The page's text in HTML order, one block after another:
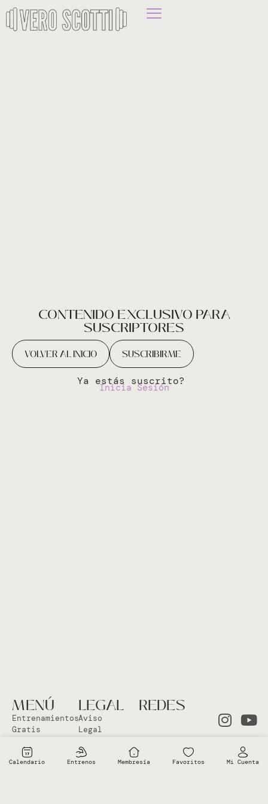
CONTENIDO EXCLUSIVO PARA
SUSCRIPTORES
VOLVER AL INICIO SUSCRIBIRME
Ya estás suscrito?
Inicia Sesión
MENÚ
Entrenamientos
Gratis
Clases en
el Studio
LEGAL
Aviso
Legal
Política
Cookies
REDES
Calendario Entrenos Membresía Favoritos Mi Cuenta